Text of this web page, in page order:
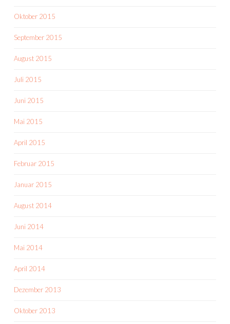
Oktober 2015
September 2015
August 2015
Juli 2015
Juni 2015
Mai 2015
April 2015
Februar 2015
Januar 2015
August 2014
Juni 2014
Mai 2014
April 2014
Dezember 2013
Oktober 2013